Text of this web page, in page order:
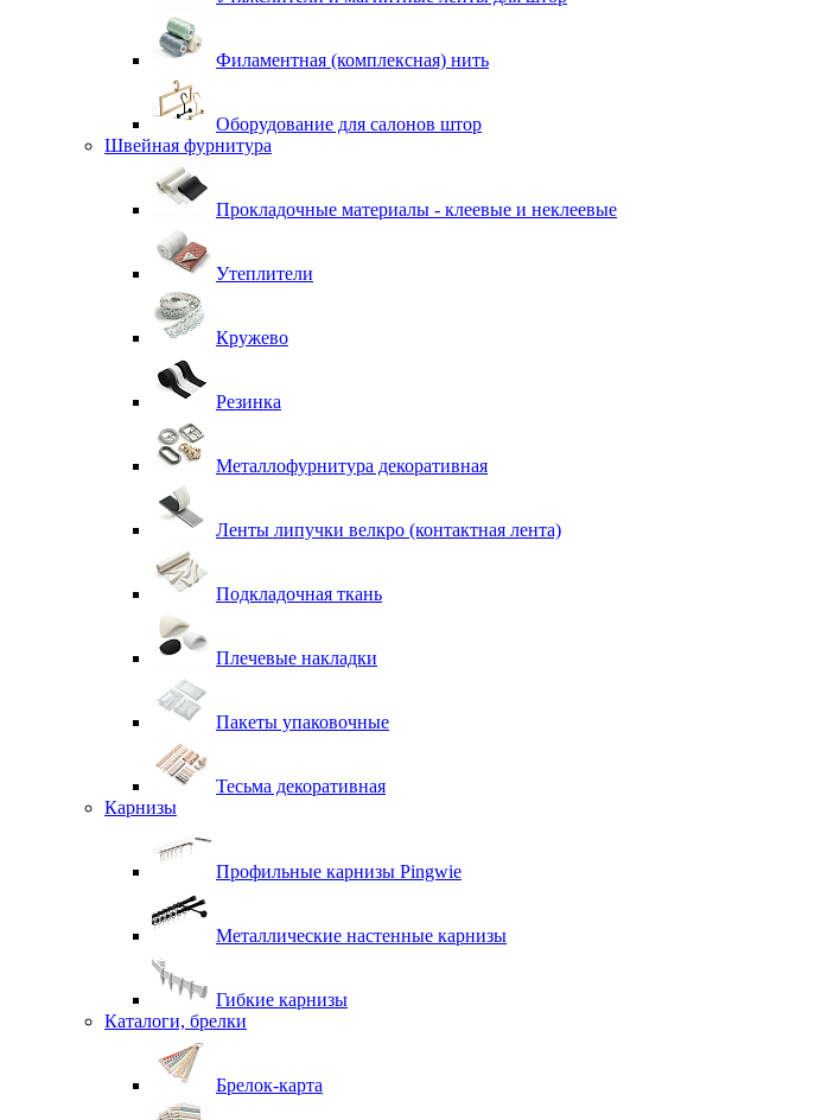
Филаментная (комплексная) нить
Оборудование для салонов штор
Швейная фурнитура
Прокладочные материалы - клеевые и неклеевые
Утеплители
Кружево
Резинка
Металлофурнитура декоративная
Ленты липучки велкро (контактная лента)
Подкладочная ткань
Плечевые накладки
Пакеты упаковочные
Тесьма декоративная
Карнизы
Профильные карнизы Pingwie
Металлические настенные карнизы
Гибкие карнизы
Каталоги, брелки
Брелок-карта